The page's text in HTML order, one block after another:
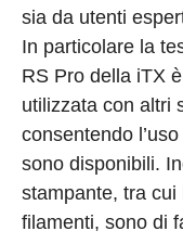
sia da utenti
In particolare la
RS Pro della iTX
utilizzata con altri
consentendo
sono disponibili.
stampante, tra cui
filamenti, sono di